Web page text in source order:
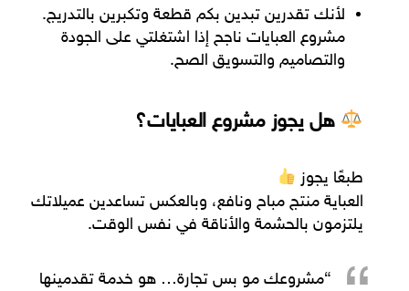
لأنك تقدرين تبدين بكم قطعة وتكبرين بالتدريج.
مشروع العبايات ناجح إذا اشتغلتي على الجودة
والتصاميم والتسويق الصح.
هل يجوز مشروع العبايات؟
طبعًا يجوز
العباية منتج مباح ونافع، وبالعكس تساعدين عميلاتك
يلتزمون بالحشمة والأناقة في نفس الوقت.
“مشروعك مو بس تجارة… هو خدمة تقدمينها